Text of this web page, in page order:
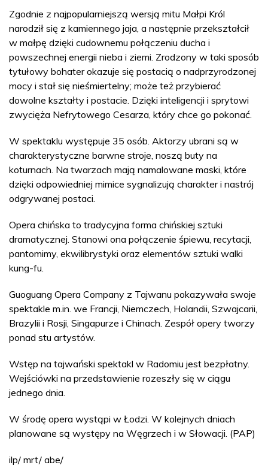
Zgodnie z najpopularniejszą wersją mitu Małpi Król
narodził się z kamiennego jaja, a następnie przekształcił
w małpę dzięki cudownemu połączeniu ducha i
powszechnej energii nieba i ziemi. Zrodzony w taki sposób
tytułowy bohater okazuje się postacią o nadprzyrodzonej
mocy i stał się nieśmiertelny; może też przybierać
dowolne kształty i postacie. Dzięki inteligencji i sprytowi
zwycięża Nefrytowego Cesarza, który chce go pokonać.
W spektaklu występuje 35 osób. Aktorzy ubrani są w
charakterystyczne barwne stroje, noszą buty na
koturnach. Na twarzach mają namalowane maski, które
dzięki odpowiedniej mimice sygnalizują charakter i nastrój
odgrywanej postaci.
Opera chińska to tradycyjna forma chińskiej sztuki
dramatycznej. Stanowi ona połączenie śpiewu, recytacji,
pantomimy, ekwilibrystyki oraz elementów sztuki walki
kung-fu.
Guoguang Opera Company z Tajwanu pokazywała swoje
spektakle m.in. we Francji, Niemczech, Holandii, Szwajcarii,
Brazylii i Rosji, Singapurze i Chinach. Zespół opery tworzy
ponad stu artystów.
Wstęp na tajwański spektakl w Radomiu jest bezpłatny.
Wejściówki na przedstawienie rozeszły się w ciągu
jednego dnia.
W środę opera wystąpi w Łodzi. W kolejnych dniach
planowane są występy na Węgrzech i w Słowacji. (PAP)
ilp/ mrt/ abe/